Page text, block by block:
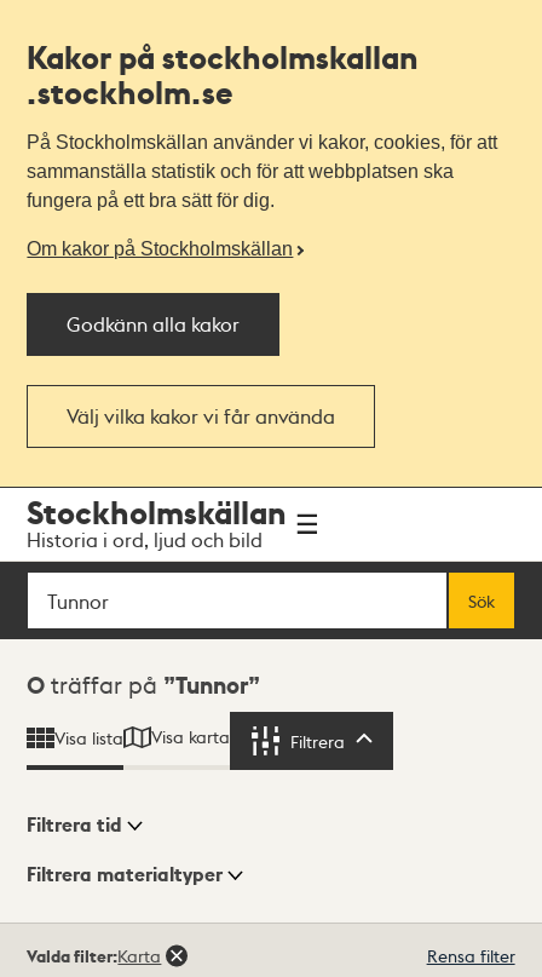
Kakor på stockholmskallan
.stockholm.se
På Stockholmskällan använder vi kakor, cookies, för att
sammanställa statistik och för att webbplatsen ska
fungera på ett bra sätt för dig.
Om kakor på Stockholmskällan
Godkänn alla kakor
Välj vilka kakor vi får använda
navigationen
huvudinnehållet
Stockholmskällan
Historia i ord, ljud och bild
Sök
Sök
Sökresultat
0 träffar på Tunnor
Visa lista Visa karta Filtrera
Visningsläge
Filtrera tid
Filtrera materialtyper
träffar
Valda filter:Karta Rensa filter